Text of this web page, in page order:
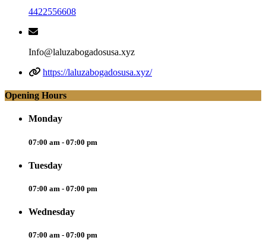
4422556608
Info@laluzabogadosusa.xyz
https://laluzabogadosusa.xyz/
Opening Hours
Monday
07:00 am - 07:00 pm
Tuesday
07:00 am - 07:00 pm
Wednesday
07:00 am - 07:00 pm